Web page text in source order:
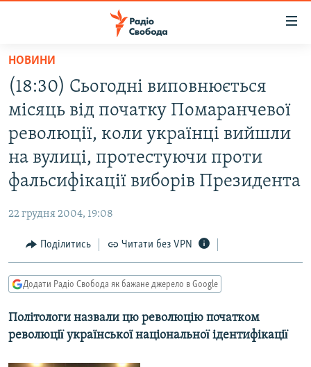
Перейти
основного
матеріалу
до
основної
навігації
Перейти
до
РАДІО СВОБОДА – 70 РОКІВ
ВСЕ ЗА ДОБУ
ЕКОНОМІКА
СПОРТ
УКРАЇНА
РОСІЙСЬКА «ФІЛЬТРАЦІЯ»
КРИМ.РЕАЛІЇ
ТИ ЯК?
СХЕМИ
МУЛЬТИМЕДІА
НОВИНИ
(18:30) Сьогодні виповнюється
місяць від початку Помаранчевої
революції, коли українці вийшли
на вулиці, протестуючи проти
фальсифікації виборів Президента
22 грудня 2004, 19:08
Поділитись Читати без VPN
Додати Радіо Свобода як бажане джерело в Google
Політологи назвали цю революцію початком
революціï української національноï ідентифікаціï